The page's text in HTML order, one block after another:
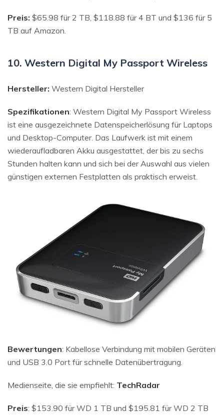
Preis: $65.98 für 2 TB, $118.88 für 4 BT und $136 für 5
TB auf Amazon.
10. Western Digital My Passport Wireless
Hersteller: Western Digital Hersteller
Spezifikationen: Western Digital My Passport Wireless
ist eine ausgezeichnete Datenspeicherlösung für Laptops
und Desktop-Computer. Das Laufwerk ist mit einem
wiederaufladbaren Akku ausgestattet, der bis zu sechs
Stunden halten kann und sich bei der Auswahl aus vielen
günstigen externen Festplatten als praktisch erweist.
Bewertungen: Kabellose Verbindung mit mobilen Geräten
und USB 3.0 Port für schnelle Datenübertragung.
Medienseite, die sie empfiehlt: TechRadar
Preis: $153.90 für WD 1 TB und $195.81 für WD 2 TB